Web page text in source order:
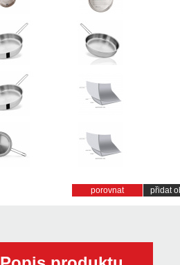
porovnat přidat